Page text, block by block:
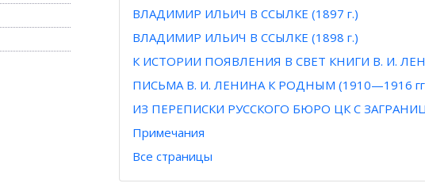
ВЛАДИМИР ИЛЬИЧ В ССЫЛКЕ (1897 г.)
ВЛАДИМИР ИЛЬИЧ В ССЫЛКЕ (1898 г.)
К ИСТОРИИ ПОЯВЛЕНИЯ В СВЕТ КНИГИ В. И.
ПИСЬМА В. И. ЛЕНИНА К РОДНЫМ (1910—1916
ИЗ ПЕРЕПИСКИ РУССКОГО БЮРО ЦК С
Примечания
Все страницы